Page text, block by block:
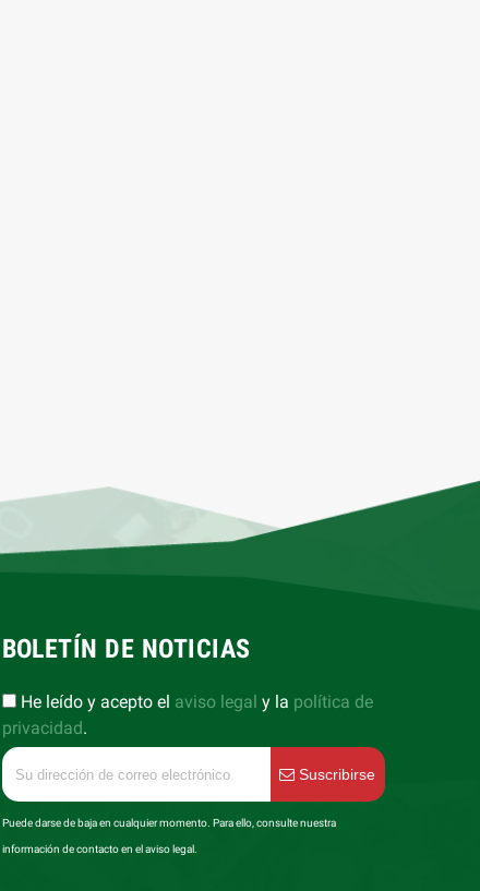
BOLETÍN DE NOTICIAS
He leído y acepto el aviso legal y la política de
privacidad.
Suscribirse
Puede darse de baja en cualquier momento. Para ello, consulte nuestra
información de contacto en el aviso legal.